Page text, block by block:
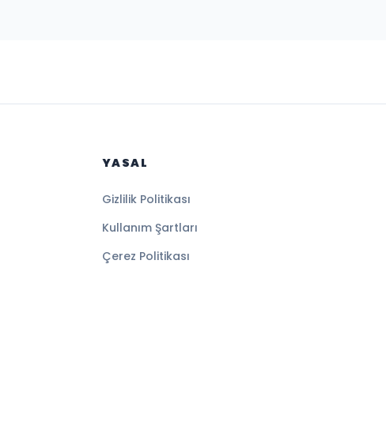
YASAL
Gizlilik Politikası
Kullanım Şartları
Çerez Politikası